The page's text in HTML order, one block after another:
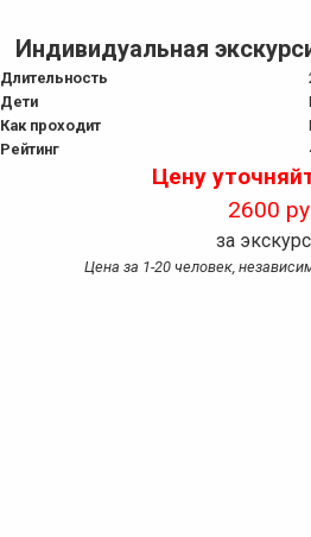
Индивидуальная
Длительность
Дети
Как проходит
Рейтинг
Цену
2600
за
Цена за 1-20 человек,